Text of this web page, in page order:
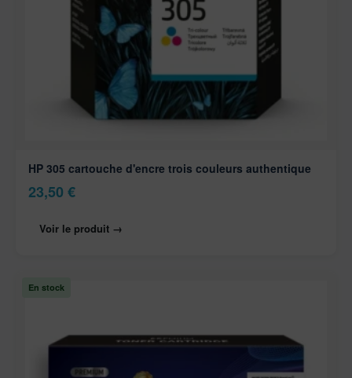
HP 305 cartouche d'encre trois couleurs authentique
23,50 €
Voir le produit →
En stock